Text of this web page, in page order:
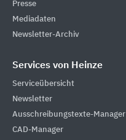
Presse
Mediadaten
Newsletter-Archiv
Services von Heinze
Serviceübersicht
Newsletter
Ausschreibungstexte-Manager
CAD-Manager